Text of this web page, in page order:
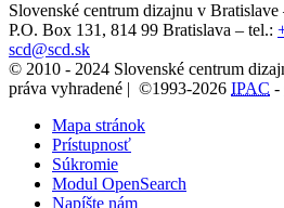
Slovenské centrum dizajnu v Bratislave
P.O. Box 131, 814 99 Bratislava – tel.:
scd@scd.sk
© 2010 - 2024 Slovenské centrum
práva vyhradené | ©1993-2026 IPAC -
Mapa stránok
Prístupnosť
Súkromie
Modul OpenSearch
Napíšte nám